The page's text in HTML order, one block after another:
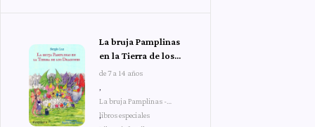
La bruja Pamplinas
en la Tierra de los
Dragones
de 7 a 14 años
,
La bruja Pamplinas -
libros especiales
,